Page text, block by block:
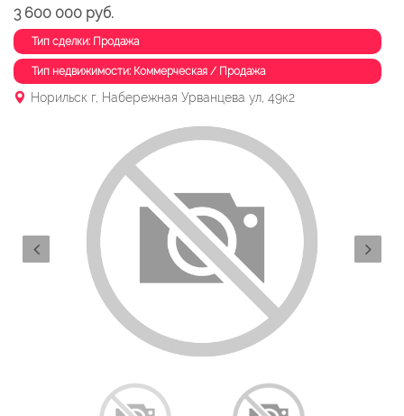
3 600 000 руб.
Тип сделки: Продажа
Тип недвижимости: Коммерческая / Продажа
Норильск г, Набережная Урванцева ул, 49к2